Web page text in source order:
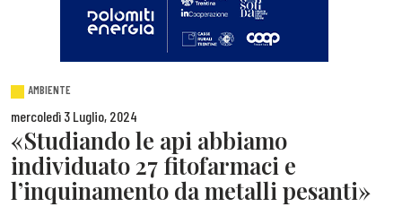
AMBIENTE
mercoledì 3 Luglio, 2024
«Studiando le api abbiamo
individuato 27 fitofarmaci e
l’inquinamento da metalli pesanti»